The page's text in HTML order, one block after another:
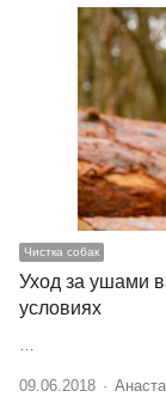
Чистка собак
Уход за ушами
условиях
09.06.2018 Author